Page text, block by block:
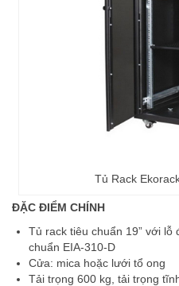
Tủ Rack
ĐẶC ĐIỂM CHÍNH
Tủ rack tiêu chuẩn 19” với lỗ
chuẩn EIA-310-D
Cửa: mica hoặc lưới tổ ong
Tải trọng 600 kg, tải trọng